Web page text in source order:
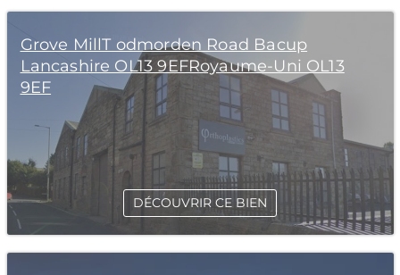
Grove MillT odmorden Road Bacup
Lancashire OL13 9EFRoyaume-Uni OL13
9EF
DÉCOUVRIR CE BIEN